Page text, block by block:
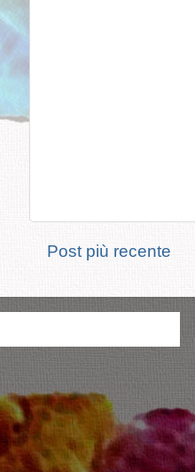
Post più recente